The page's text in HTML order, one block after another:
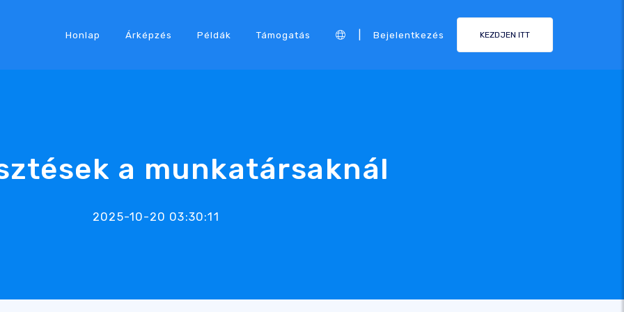
Honlap Árképzés Példák Támogatás Bejelentkezés KEZDJEN ITT
a munkatársaknál
2025-10-20 03:30:11